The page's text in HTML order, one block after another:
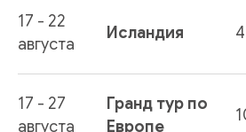
17 - 22
августа
Исландия 4
17 - 27
августа
Гранд тур по
Европе